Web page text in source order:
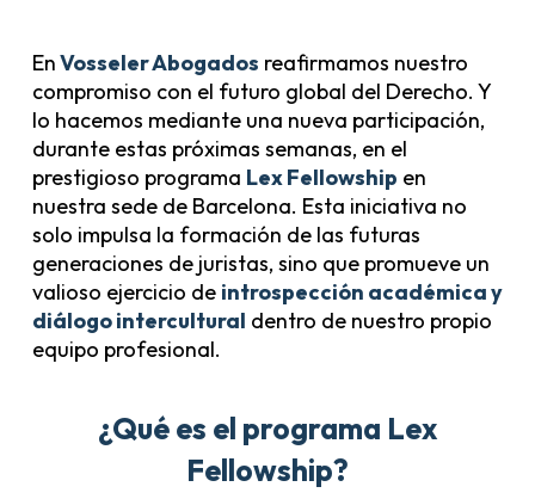
EnVosseler Abogados reafirmamos nuestro
compromiso con el futuro global del Derecho. Y
lo hacemos mediante una nueva participación,
durante estas próximas semanas, en el
prestigioso programa Lex Fellowship en
nuestra sede de Barcelona. Esta iniciativa no
solo impulsa la formación de las futuras
generaciones de juristas, sino que promueve un
valioso ejercicio de introspección académica y
diálogo intercultural dentro de nuestro propio
equipo profesional.
¿Qué es el programa Lex
Fellowship?